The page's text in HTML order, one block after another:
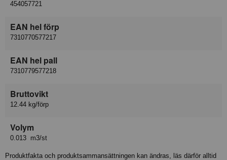
454057721
EAN hel förp
7310770577217
EAN hel pall
7310779577218
Bruttovikt
12.44 kg/förp
Volym
0.013 m3/st
Produktfakta och produktsammansättningen kan ändras, läs därför alltid